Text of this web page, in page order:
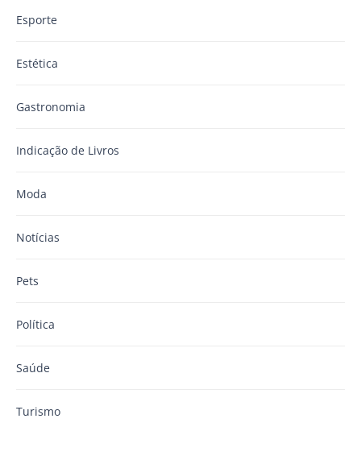
Esporte
Estética
Gastronomia
Indicação de Livros
Moda
Notícias
Pets
Política
Saúde
Turismo